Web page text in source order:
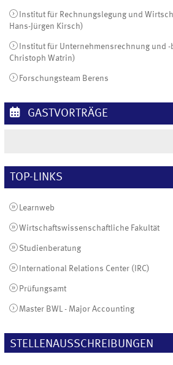
Institut für Rechnungslegung und
Hans-Jürgen Kirsch)
Institut für Unternehmensrechnung und
Christoph Watrin)
Forschungsteam Berens
GASTVORTRÄGE
TOP-LINKS
Learnweb
Wirtschaftswissenschaftliche Fakultät
Studienberatung
International Relations Center (IRC)
Prüfungsamt
Master BWL - Major Accounting
STELLENAUSSCHREIBUNGEN